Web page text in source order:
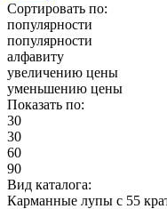
Сортировать по:
популярности
популярности
алфавиту
увеличению цены
уменьшению цены
Показать по:
30
30
60
90
Вид каталога:
Карманные лупы с 55